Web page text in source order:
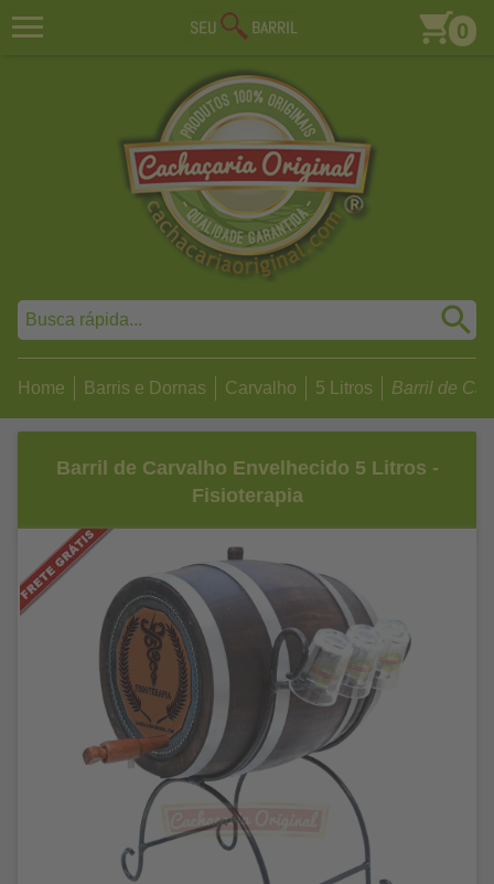
0
Home Barris e Dornas Carvalho 5 Litros Barril de
Barril de Carvalho Envelhecido 5 Litros -
Fisioterapia